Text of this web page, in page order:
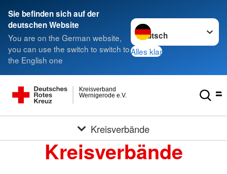
Sie befinden sich auf der
deutschen Website
You are on the German website,
you can use the switch to switch to
the English one
Sprache wechseln zu
Alles klar
Wernigerode e.V.
Kreisverband
Kreisverbände
Kreisverbände